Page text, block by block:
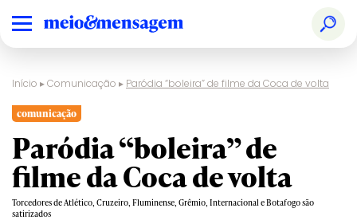
Início ▸Comunicação ▸ Paródia “boleira” de filme da Coca de volta
comunicação
Paródia “boleira” de
filme da Coca de volta
Torcedores de Atlético, Cruzeiro, Fluminense, Grêmio, Internacional e Botafogo são
satirizados